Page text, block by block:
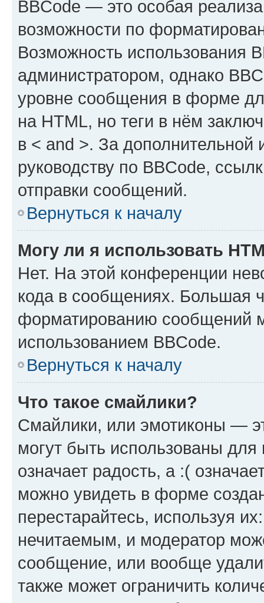
BBCode — это особая
возможности по
Возможность использования
администратором, однако
уровне сообщения в форме
на HTML, но теги в нём
в < and >. За
руководству по BBCode,
отправки сообщений.
Вернуться к началу
Могу ли я использовать
Нет. На этой конференции
кода в сообщениях. Большая
форматированию сообщений
использованием BBCode.
Вернуться к началу
Что такое смайлики?
Смайлики, или эмотиконы —
могут быть использованы
означает радость, а :(
можно увидеть в форме
перестарайтесь, используя
нечитаемым, и модератор
сообщение, или вообще
также может ограничить